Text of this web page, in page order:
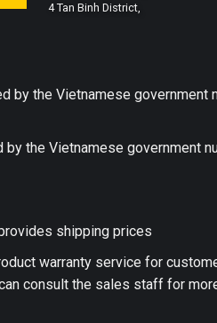
4 Tan Binh District,
by the Vietnamese government
the Vietnamese government
shipping prices
warranty service for
consult the sales staff for